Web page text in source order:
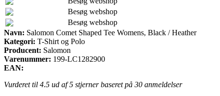
Besøg webshop
Besøg webshop
Navn: Salomon Comet Shaped Tee Womens, Black / Heather
Kategori: T-Shirt og Polo
Producent: Salomon
Varenummer: 199-LC1282900
EAN:
Vurderet til 4.5 ud af 5 stjerner baseret på 30 anmeldelser